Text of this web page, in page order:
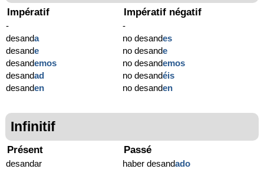
Impératif
-
desanda
desande
desandemos
desandad
desanden
Impératif négatif
-
no desandes
no desande
no desandemos
no desandéis
no desanden
Infinitif
Présent
desandar
Passé
haber desandado